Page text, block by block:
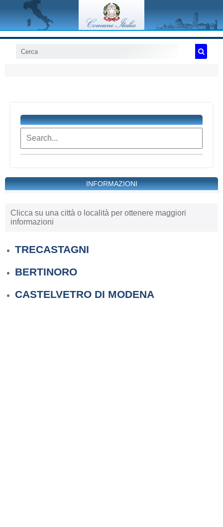
INFORMAZIONI
Clicca su una città o località per ottenere maggiori
informazioni
TRECASTAGNI
BERTINORO
CASTELVETRO DI MODENA